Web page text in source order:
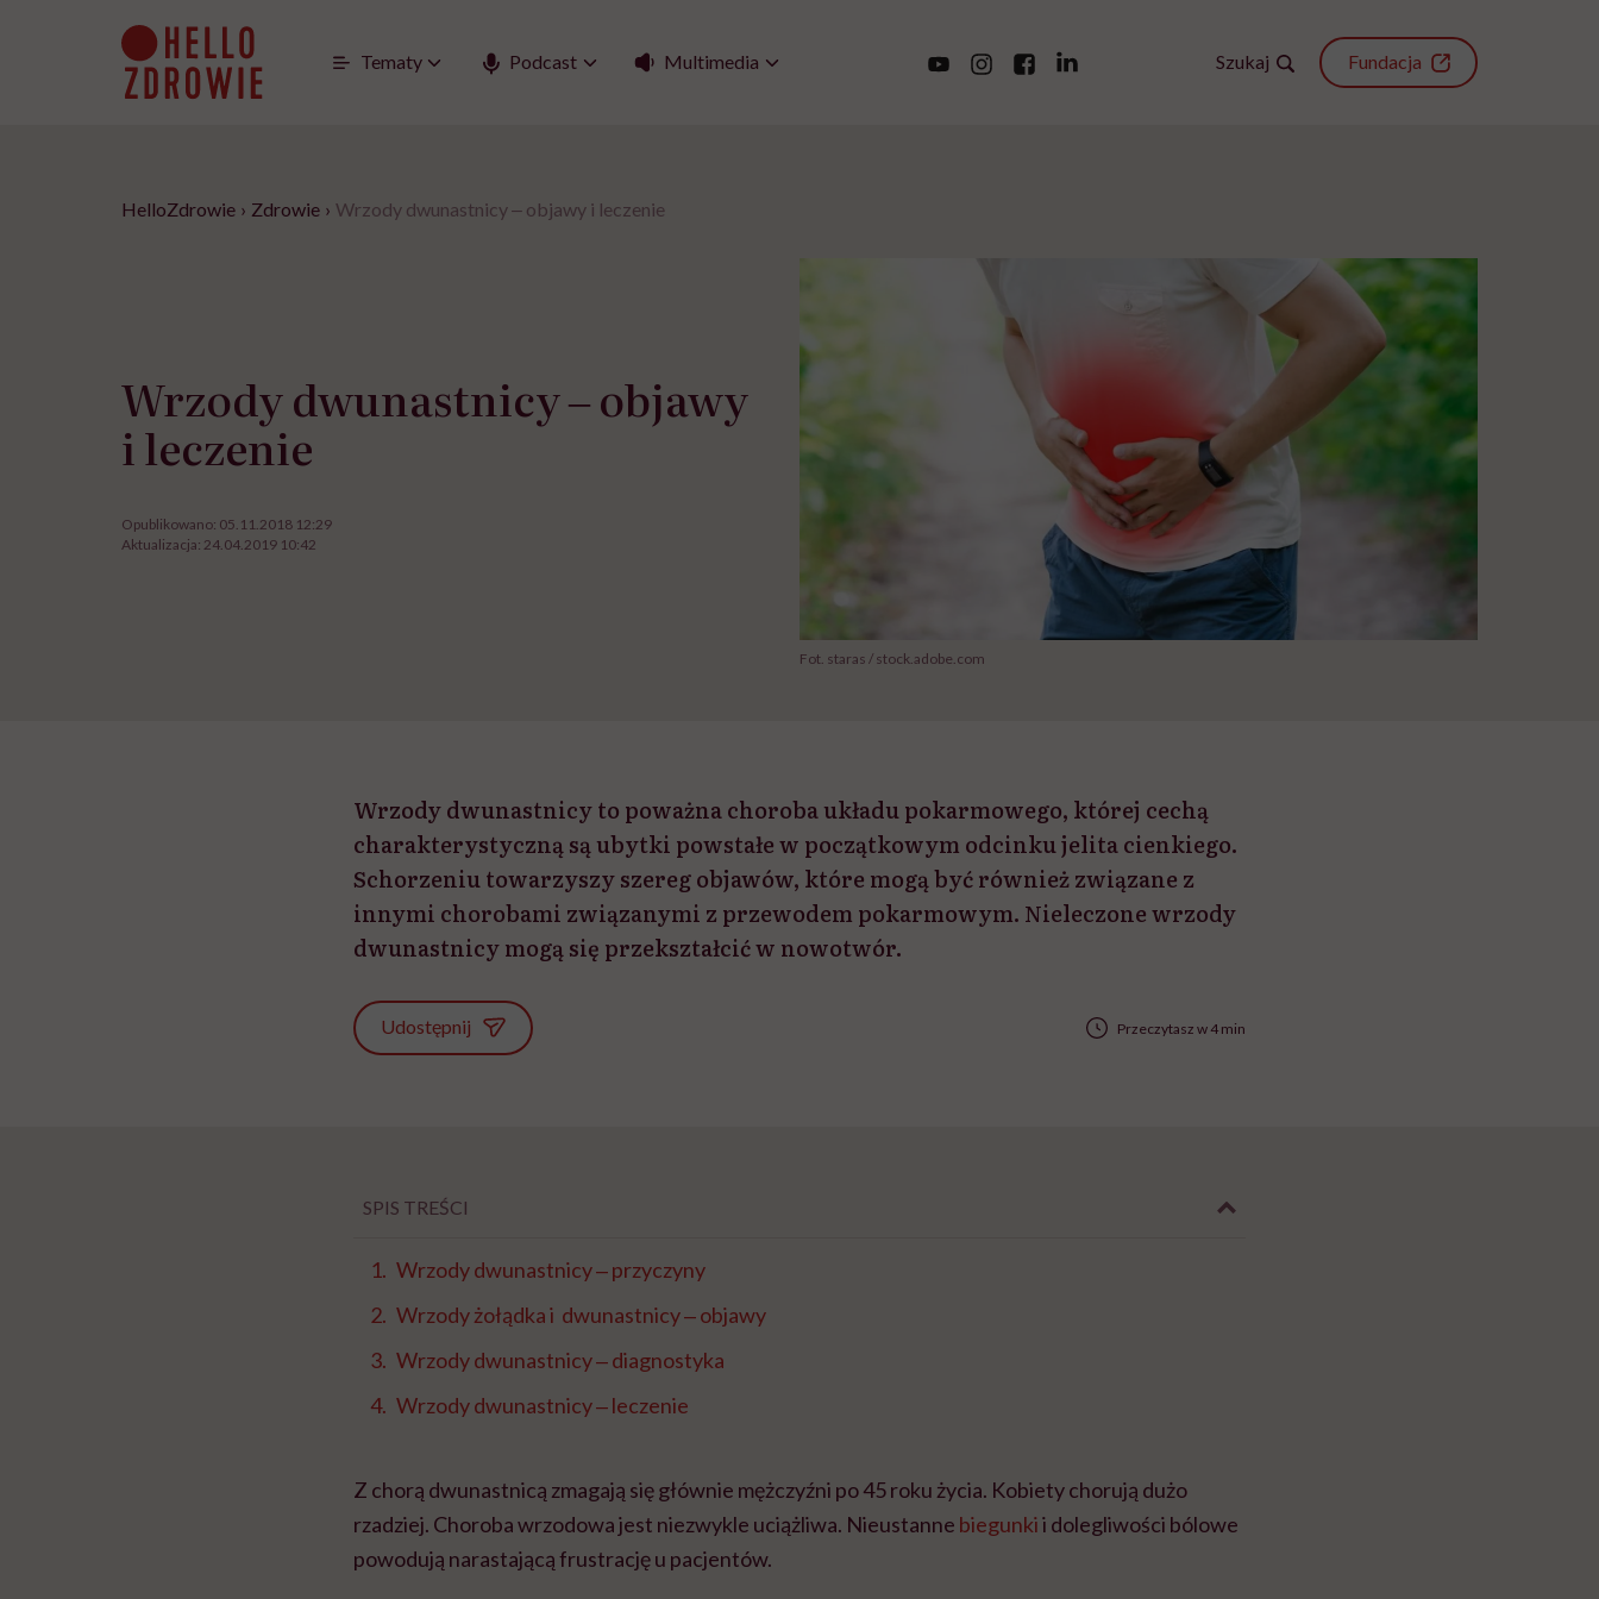
Tematy Podcast Multimedia Szukaj Fundacja
HelloZdrowie › Zdrowie › Wrzody dwunastnicy ‒ objawy i leczenie
Wrzody dwunastnicy ‒ objawy
i leczenie
Opublikowano: 05.11.2018 12:29
Aktualizacja: 24.04.2019 10:42
Fot. staras / stock.adobe.com
Wrzody dwunastnicy to poważna choroba układu pokarmowego, której cechą
charakterystyczną są ubytki powstałe w początkowym odcinku jelita cienkiego.
Schorzeniu towarzyszy szereg objawów, które mogą być również związane z
innymi chorobami związanymi z przewodem pokarmowym. Nieleczone wrzody
dwunastnicy mogą się przekształcić w nowotwór.
Udostępnij Przeczytasz w 4 min
SPIS TREŚCI
Wrzody dwunastnicy ‒ przyczyny
Wrzody żołądka i dwunastnicy ‒ objawy
Wrzody dwunastnicy ‒ diagnostyka
Wrzody dwunastnicy ‒ leczenie
Z chorą dwunastnicą zmagają się głównie mężczyźni po 45 roku życia. Kobiety chorują dużo
rzadziej. Choroba wrzodowa jest niezwykle uciążliwa. Nieustanne biegunkii dolegliwości bólowe
powodują narastającą frustrację u pacjentów.